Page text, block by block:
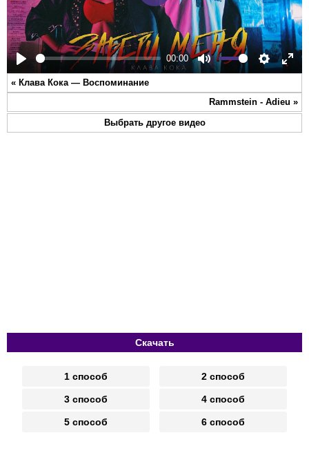
Play
00:00
Mute Settings
Play
« Клава Кока — Воспоминание
Rammstein - Adieu »
Выбрать другое видео
Скачать
1 способ 2 способ
3 способ 4 способ
5 способ 6 способ